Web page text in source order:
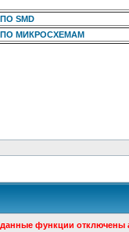
SMD
МИКРОСХЕМАМ
данные функции отключены